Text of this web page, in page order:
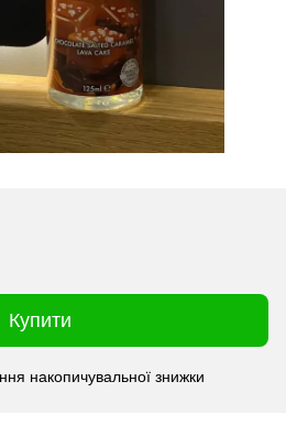
Купити
накопичувальної знижки